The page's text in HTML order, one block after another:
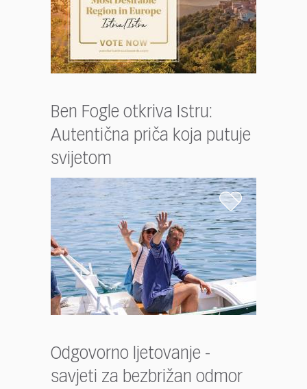
Ben Fogle otkriva Istru:
Autentična priča koja putuje
svijetom
Odgovorno ljetovanje -
savjeti za bezbrižan odmor